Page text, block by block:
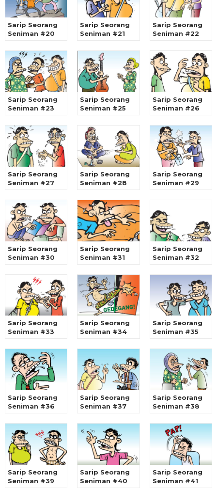
Sarip Seorang
Seniman #20
Sarip Seorang
Seniman #21
Sarip Seorang
Seniman #22
Sarip Seorang
Seniman #23
Sarip Seorang
Seniman #25
Sarip Seorang
Seniman #26
Sarip Seorang
Seniman #27
Sarip Seorang
Seniman #28
Sarip Seorang
Seniman #29
Sarip Seorang
Seniman #30
Sarip Seorang
Seniman #31
Sarip Seorang
Seniman #32
Sarip Seorang
Seniman #33
Sarip Seorang
Seniman #34
Sarip Seorang
Seniman #35
Sarip Seorang
Seniman #36
Sarip Seorang
Seniman #37
Sarip Seorang
Seniman #38
Sarip Seorang
Seniman #39
Sarip Seorang
Seniman #40
Sarip Seorang
Seniman #41